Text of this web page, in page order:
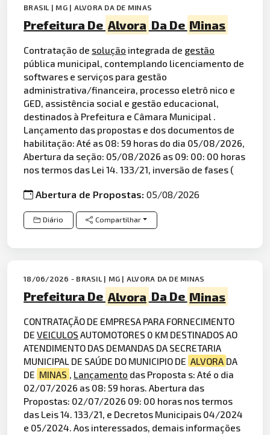
BRASIL | MG | ALVORA DA DE MINAS
Prefeitura De Alvora Da De Minas
Contratação de solução integrada de gestão
pública municipal, contemplando licenciamento de
softwares e serviços para gestão
administrativa/financeira, processo eletrô nico e
GED, assistência social e gestão educacional,
destinados à Prefeitura e Câmara Municipal .
Lançamento das propostas e dos documentos de
habilitação: Até as 08: 59 horas do dia 05/08/2026,
Abertura da seção: 05/08/2026 as 09: 00: 00 horas
nos termos das Lei 14. 133/21, inversão de fases (
Abertura de Propostas:05/08/2026
Diário Compartilhar
18/06/2026 - BRASIL | MG | ALVORA DA DE MINAS
Prefeitura De Alvora Da De Minas
CONTRATAÇÃO DE EMPRESA PARA FORNECIMENTO
DEVEICULOS AUTOMOTORES 0 KM DESTINADOS AO
ATENDIMENTO DAS DEMANDAS DA SECRETARIA
MUNICIPAL DE SAÚDE DO MUNICIPIO DE ALVORA DA
DE MINAS Lançamento das Proposta s: Até o dia
02/07/2026 as 08: 59 horas. Abertura das
Propostas: 02/07/2026 09: 00 horas nos termos
das Leis 14. 133/21, e Decretos Municipais 04/2024
e 05/2024. Aos interessados, demais informações